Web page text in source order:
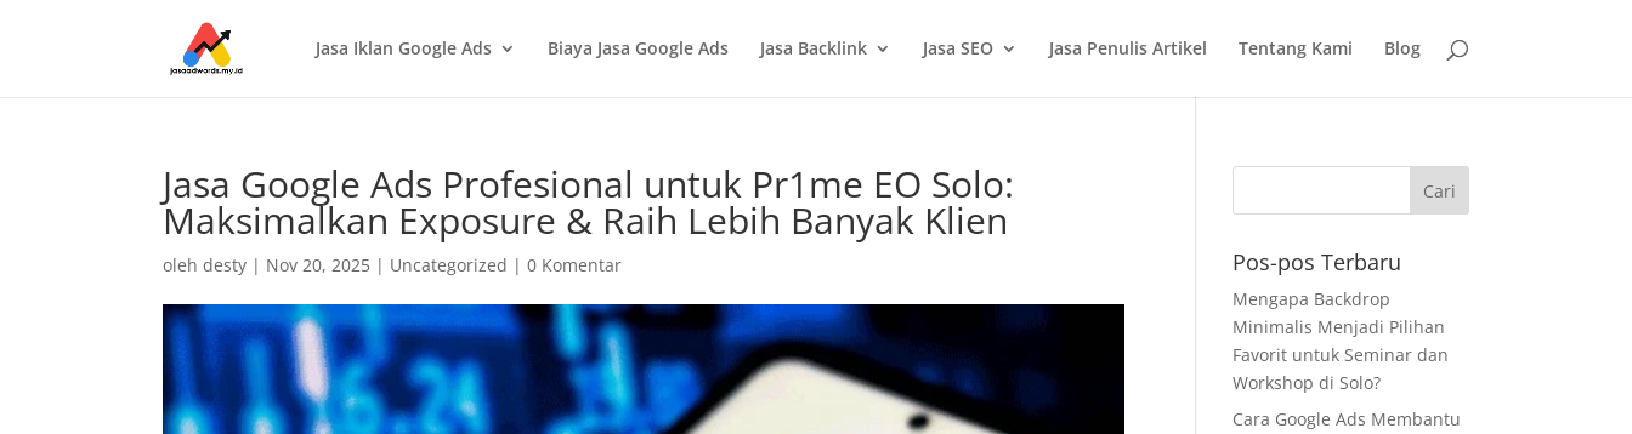
Jasa Iklan Google Ads Biaya Jasa Google Ads Jasa Backlink Jasa SEO Jasa Penulis Artikel Tentang Kami Blog
Jasa Google Ads Profesional untuk Pr1me EO Solo:
Maksimalkan Exposure & Raih Lebih Banyak Klien
olehdesty | Nov 20, 2025 | Uncategorized |0 Komentar Pos-pos Terbaru
Mengapa Backdrop
Minimalis Menjadi Pilihan
Favorit untuk Seminar dan
Workshop di Solo?
Cara Google Ads Membantu